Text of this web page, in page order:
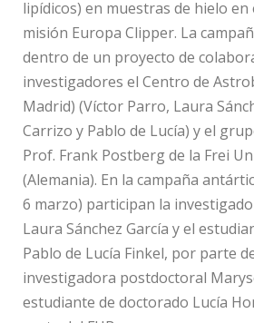
lipídicos) en muestras de hielo en
misión Europa Clipper. La
dentro de un proyecto de
investigadores el Centro de
Madrid) (Víctor Parro, Laura
Carrizo y Pablo de Lucía) y el
Prof. Frank Postberg de la Frei
(Alemania). En la campaña
6 marzo) participan la
Laura Sánchez García y el
Pablo de Lucía Finkel, por parte
investigadora postdoctoral
estudiante de doctorado Lucía